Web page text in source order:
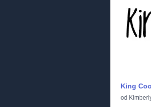
King
od